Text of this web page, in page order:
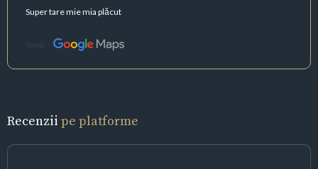
Super tare mie mia plăcut
Sursă:
Recenzii pe platforme